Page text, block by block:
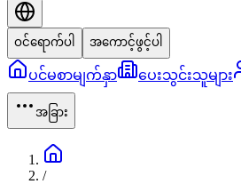
ဝင်ရောက်ပါ အကောင့်ဖွင့်ပါ
ပင်မစာမျက်နှာ ပေးသွင်းသူများ
အခြား
/